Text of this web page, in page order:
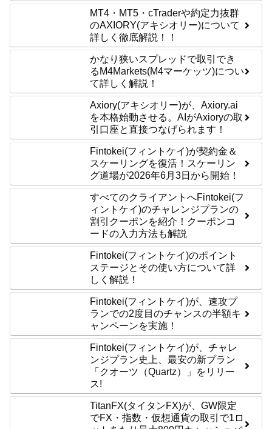
MT4・MT5・cTraderや約定力抜群
のAXIORY(アキシオリー)について
詳しく徹底解説！！
かなり狭いスプレッドで取引でき
るM4Markets(M4マーケッツ)につい
て詳しく解説！
Axiory(アキシオリー)が、Axiory.ai
を本格始動させる。AIがAxioryの取
引口座と直接つなげられます！
Fintokei(フィントケイ)が契約金＆
スケーリングを復活！スケーリン
グ道場が2026年6月3日から開始！
すべてのクライアントへFintokei(フ
ィントケイ)のチャレンジプランの
割引クーポンを紹介！クーポンコ
ードの入力方法も解説
Fintokei(フィントケイ)のポイント
ステージとその使い方について詳
しく解説！
Fintokei(フィントケイ)が、速攻プ
ランでの2度目のチャンスの半額キ
ャンペーンを実施！
Fintokei(フィントケイ)が、チャレ
ンジプラン史上、最安の新プラン
「クオーツ（Quartz）」をリリー
ス!
TitanFX(タイタンFX)が、GW限定
でFX・指数・仮想通貨の取引で1ロ